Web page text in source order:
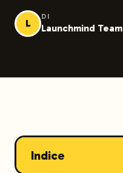
L
DI
Launchmind Team
Indice